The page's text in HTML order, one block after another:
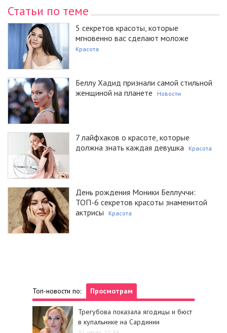
Статьи по теме
5 секретов красоты, которые
мгновенно вас сделают моложе
Красота
Беллу Хадид признали самой стильной
женщиной на планете
Новости
7 лайфхаков о красоте, которые
должна знать каждая девушка
Красота
День рождения Моники Беллуччи:
ТОП-6 секретов красоты знаменитой
актрисы
Красота
Топ-новости по: Просмотрам
Трегубова показала ягодицы и бюст
в купальнике на Сардинии